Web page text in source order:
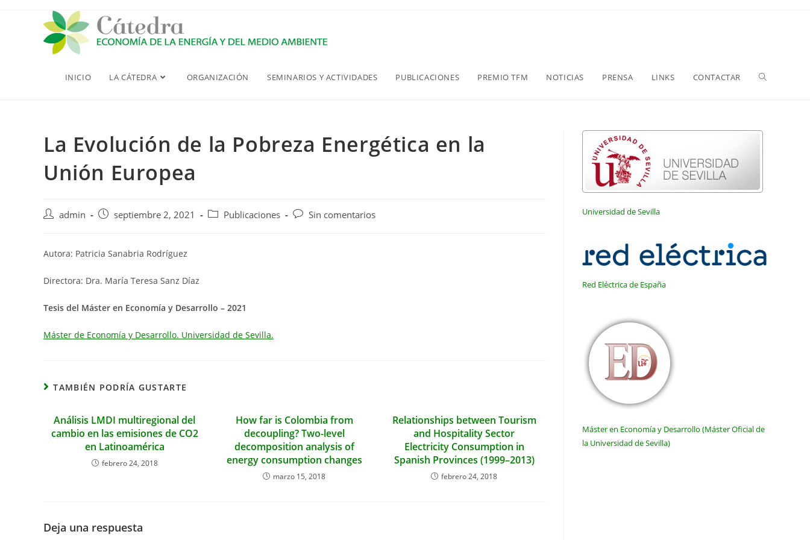
INICIO LA CÁTEDRA ORGANIZACIÓN SEMINARIOS Y ACTIVIDADES PUBLICACIONES PREMIO TFM NOTICIAS PRENSA LINKS CONTACTAR
La Evolución de la Pobreza Energética en la
Unión Europea
Autor
entrada:
admin
Publicación
entrada:
septiembre 2, 2021
Categoría
Publicaciones
Comentarios
Sin comentarios
Autora: Patricia Sanabria Rodríguez
Directora: Dra. María Teresa Sanz Díaz
Tesis del Máster en Economía y Desarrollo – 2021
Máster de Economía y Desarrollo. Universidad de Sevilla.
TAMBIÉN PODRÍA GUSTARTE
Análisis LMDI multiregional del
cambio en las emisiones de CO2
en Latinoamérica
febrero 24, 2018
How far is Colombia from
decoupling? Two-level
decomposition analysis of
energy consumption changes
marzo 15, 2018
Relationships between Tourism
and Hospitality Sector
Electricity Consumption in
Spanish Provinces (1999–2013)
febrero 24, 2018
Deja una respuesta
Universidad de Sevilla
Red Eléctrica de España
Máster en Economía y Desarrollo (Máster Oficial de
la Universidad de Sevilla)